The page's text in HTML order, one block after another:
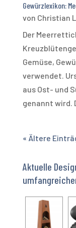
Gewürzlexikon:
von Christian
Der
Gemüse,
verwendet.
aus Ost- und
genannt wird.
« Ältere
Aktuelle